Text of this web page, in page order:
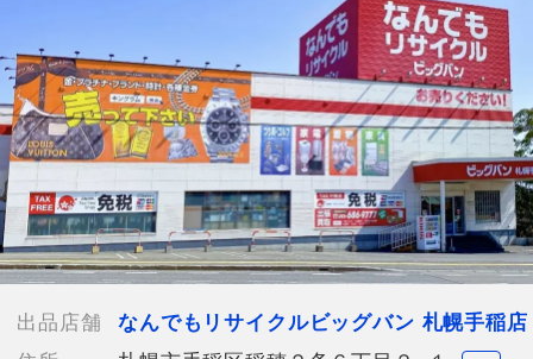
【店舗内商品コード】1090000963114
【メーカー】CELINE/セリーヌ
【型番】CL40010U
【対象】レディース
【カラー】ピンク
【付属品】外箱,冊子,ソフトケース 眼鏡拭き、透明袋、巾着
通常使用による傷や汚れが見受けられる中古品
【詳細備考】
目立った傷汚れはございませんが、細かい傷汚れやスレなどがあ
る場合がございます。
出品店舗
なんでもリサイクルビッグバン 札幌手稲店